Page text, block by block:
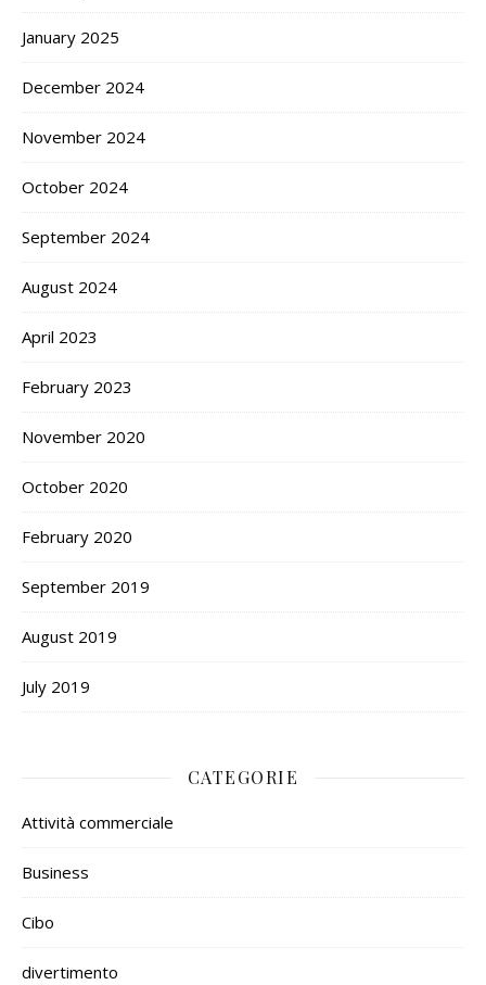
January 2025
December 2024
November 2024
October 2024
September 2024
August 2024
April 2023
February 2023
November 2020
October 2020
February 2020
September 2019
August 2019
July 2019
CATEGORIE
Attività commerciale
Business
Cibo
divertimento